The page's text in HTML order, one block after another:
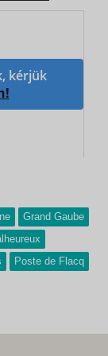
kérjük
Grand Gaube
Poste de Flacq